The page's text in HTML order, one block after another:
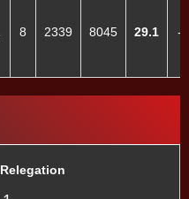
8 2339 8045 29.1 -
Relegation